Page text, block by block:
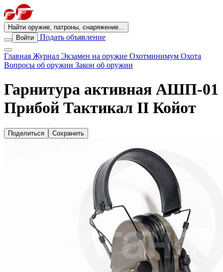
Найти оружие, патроны, снаряжение...
Войти
Подать объявление
Главная Журнал Экзамен на оружие Охотминимум Охота
Вопросы об оружии Закон об оружии
Гарнитура активная АШП-01
Прибой Тактикал II Койот
Поделиться Сохранить